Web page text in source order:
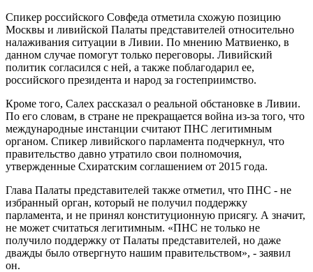
Спикер российского Совфеда отметила схожую позицию
Москвы и ливийской Палаты представителей относительно
налаживания ситуации в Ливии. По мнению Матвиенко, в
данном случае помогут только переговоры. Ливийский
политик согласился с ней, а также поблагодарил ее,
российского президента и народ за гостеприимство.
Кроме того, Салех рассказал о реальной обстановке в Ливии.
По его словам, в стране не прекращается война из-за того, что
международные инстанции считают ПНС легитимным
органом. Спикер ливийского парламента подчеркнул, что
правительство давно утратило свои полномочия,
утвержденные Схиратским соглашением от 2015 года.
Глава Палаты представителей также отметил, что ПНС - не
избранный орган, который не получил поддержку
парламента, и не принял конституционную присягу. А значит,
не может считаться легитимным. «ПНС не только не
получило поддержку от Палаты представителей, но даже
дважды было отвергнуто нашим правительством», - заявил
он.